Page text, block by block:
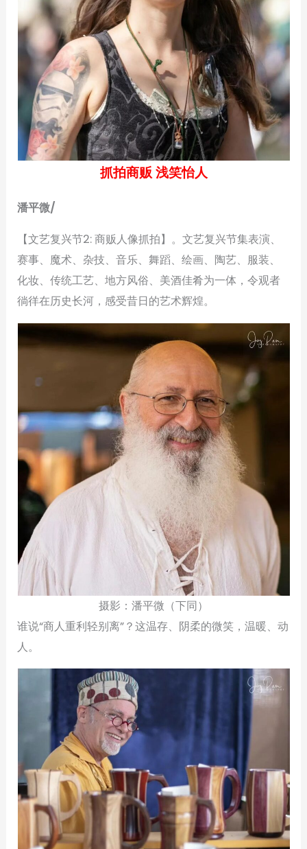
抓拍商贩 浅笑怡人
潘平微/
【文艺复兴节2: 商贩人像抓拍】。文艺复兴节集表演、
赛事、魔术、杂技、音乐、舞蹈、绘画、陶艺、服装、
化妆、传统工艺、地方风俗、美酒佳肴为一体，令观者
徜徉在历史长河，感受昔日的艺术辉煌。
摄影：潘平微（下同）
谁说“商人重利轻别离”？这温存、阴柔的微笑，温暖、动
人。